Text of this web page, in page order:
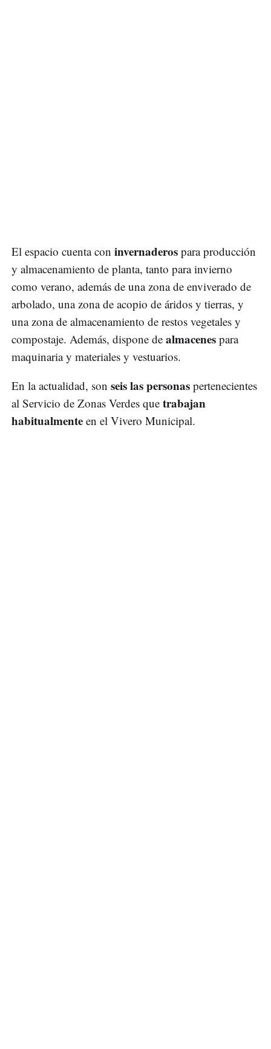
El espacio cuenta con invernaderos para producción
y almacenamiento de planta, tanto para invierno
como verano, además de una zona de enviverado de
arbolado, una zona de acopio de áridos y tierras, y
una zona de almacenamiento de restos vegetales y
compostaje. Además, dispone de almacenes para
maquinaria y materiales y vestuarios.
En la actualidad, son seis las personas pertenecientes
al Servicio de Zonas Verdes que trabajan
habitualmente en el Vivero Municipal.